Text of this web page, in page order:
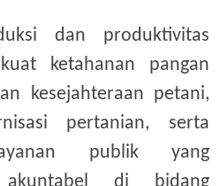
dan produktivitas
ketahanan pangan
kesejahteraan petani,
pertanian, serta
publik yang